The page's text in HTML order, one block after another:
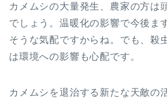
カメムシの大量発生、農家の方は
でしょう。温暖化の影響で今後ま
そうな気配ですからね。でも、殺
は環境への影響も心配です。
カメムシを退治する新たな天敵の